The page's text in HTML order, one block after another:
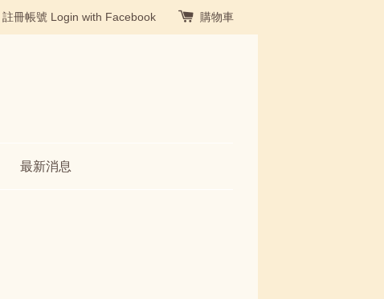
註冊帳號 Login with Facebook 購物車
最新消息